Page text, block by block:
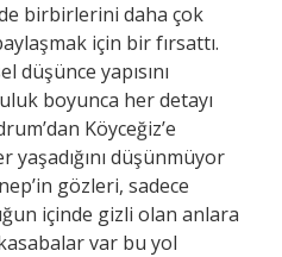
birbirlerini daha çok
için bir fırsattı.
düşünce yapısını
boyunca her detayı
Köyceğiz’e
yaşadığını düşünmüyor
gözleri, sadece
içinde gizli olan anlara
var bu yol